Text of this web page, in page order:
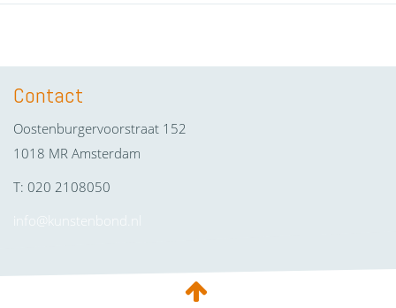
Contact
Oostenburgervoorstraat 152
1018 MR Amsterdam
T: 020 2108050
info@kunstenbond.nl